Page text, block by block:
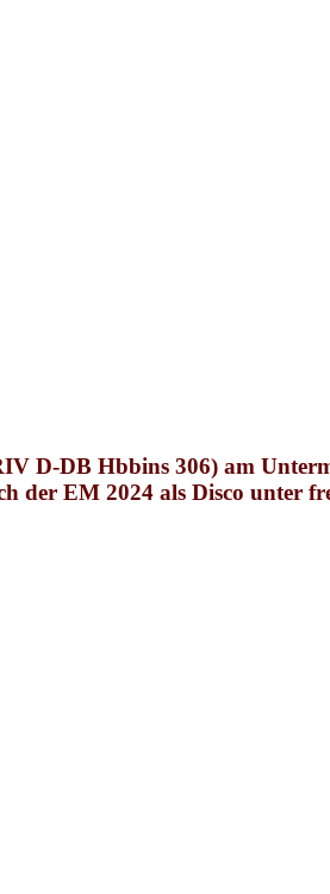
D-DB Hbbins 306) am
der EM 2024 als Disco unter